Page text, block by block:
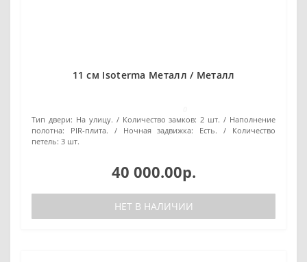
11 см Isoterma Металл / Металл
Тип двери: На улицу. Количество замков: 2 шт.
Наполнение
полотна:
PIR-плита. Ночная задвижка: Есть.
Количество
петель: 3 шт.
40 000.00р.
НЕТ В НАЛИЧИИ